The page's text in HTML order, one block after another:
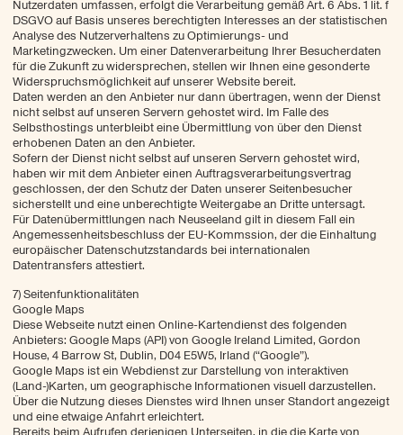
Nutzerdaten umfassen, erfolgt die Verarbeitung gemäß Art. 6 Abs. 1 lit. f
DSGVO auf Basis unseres berechtigten Interesses an der statistischen
Analyse des Nutzerverhaltens zu Optimierungs- und
Marketingzwecken. Um einer Datenverarbeitung Ihrer Besucherdaten
für die Zukunft zu widersprechen, stellen wir Ihnen eine gesonderte
Widerspruchsmöglichkeit auf unserer Website bereit.
Daten werden an den Anbieter nur dann übertragen, wenn der Dienst
nicht selbst auf unseren Servern gehostet wird. Im Falle des
Selbsthostings unterbleibt eine Übermittlung von über den Dienst
erhobenen Daten an den Anbieter.
Sofern der Dienst nicht selbst auf unseren Servern gehostet wird,
haben wir mit dem Anbieter einen Auftragsverarbeitungsvertrag
geschlossen, der den Schutz der Daten unserer Seitenbesucher
sicherstellt und eine unberechtigte Weitergabe an Dritte untersagt.
Für Datenübermittlungen nach Neuseeland gilt in diesem Fall ein
Angemessenheitsbeschluss der EU-Kommssion, der die Einhaltung
europäischer Datenschutzstandards bei internationalen
Datentransfers attestiert.
7) Seitenfunktionalitäten
Google Maps
Diese Webseite nutzt einen Online-Kartendienst des folgenden
Anbieters: Google Maps (API) von Google Ireland Limited, Gordon
House, 4 Barrow St, Dublin, D04 E5W5, Irland (“Google”).
Google Maps ist ein Webdienst zur Darstellung von interaktiven
(Land-)Karten, um geographische Informationen visuell darzustellen.
Über die Nutzung dieses Dienstes wird Ihnen unser Standort angezeigt
und eine etwaige Anfahrt erleichtert.
Bereits beim Aufrufen derjenigen Unterseiten, in die die Karte von